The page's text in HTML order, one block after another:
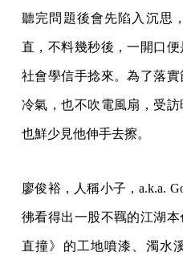
聽完問題後會先陷入沉思
直，不料幾秒後，一開口
社會學信手捻來。為了落
冷氣，也不吹電風扇，受
也鮮少見他伸手去擦。
廖俊裕，人稱小子，a.k.a.
彿看得出一股不羈的江湖
直撞》的工地噴漆、濁水